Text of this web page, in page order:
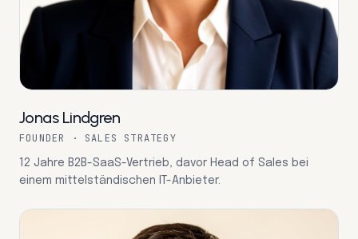
Jonas Lindgren
FOUNDER · SALES STRATEGY
12 Jahre B2B-SaaS-Vertrieb, davor Head of Sales bei
einem mittelständischen IT-Anbieter.